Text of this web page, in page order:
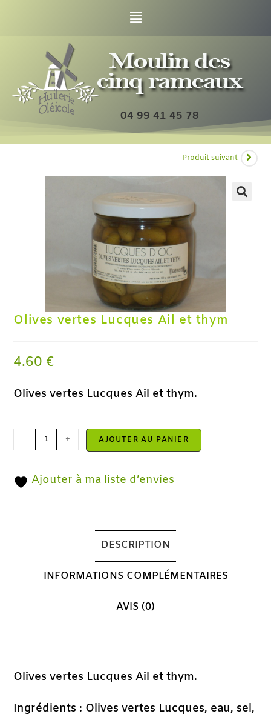
04 99 41 45 78
Produit suivant
Olives vertes Lucques Ail et thym
4.60 €
Olives vertes Lucques Ail et thym.
- + AJOUTER AU PANIER
Ajouter à ma liste d’envies
DESCRIPTION
INFORMATIONS COMPLÉMENTAIRES
AVIS (0)
Olives vertes Lucques Ail et thym.
Ingrédients : Olives vertes Lucques, eau, sel,